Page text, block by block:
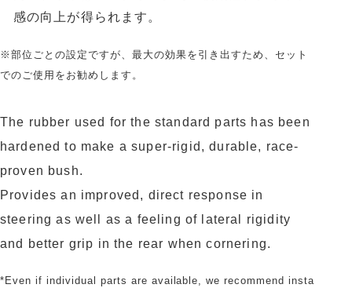
感の向上が得られます。
※部位ごとの設定ですが、最大の効果を引き出すため、セット
でのご使用をお勧めします。
The rubber used for the standard parts has been
hardened to make a super-rigid, durable, race-
proven bush.
Provides an improved, direct response in
steering as well as a feeling of lateral rigidity
and better grip in the rear when cornering.
*Even if individual parts are available, we recommend insta